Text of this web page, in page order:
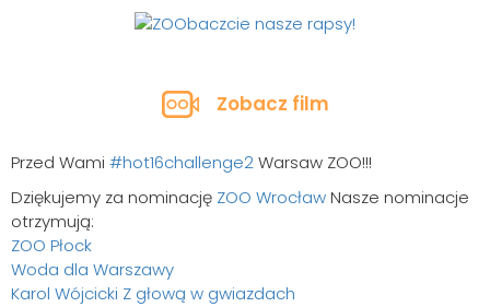
Zobacz film
Przed Wami #hot16challenge2Warsaw ZOO!!!
Dziękujemy za nominację ZOO WrocławNasze nominacje
otrzymują:
ZOO Płock
Woda dla Warszawy
Karol Wójcicki Z głową w gwiazdach